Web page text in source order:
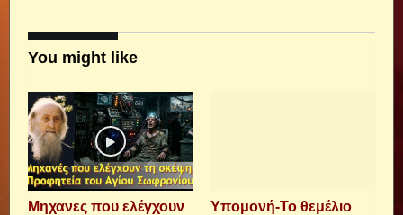
You might like
Μηχανες που ελέγχουν
Υπομονή-Το θεμέλιο